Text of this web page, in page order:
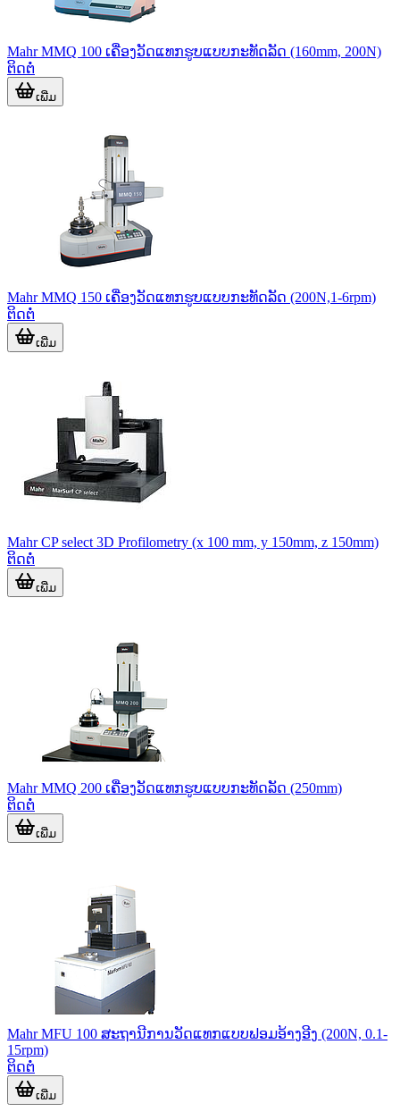
Mahr MMQ 100 ເຄື່ອງວັດແທກຮູບແບບກະທັດລັດ (160mm, 200N)
ຕິດຕໍ່
ເພີ່ມ
Mahr MMQ 150 ເຄື່ອງວັດແທກຮູບແບບກະທັດລັດ (200N,1-6rpm)
ຕິດຕໍ່
ເພີ່ມ
Mahr CP select 3D Profilometry (x 100 mm, y 150mm, z 150mm)
ຕິດຕໍ່
ເພີ່ມ
Mahr MMQ 200 ເຄື່ອງວັດແທກຮູບແບບກະທັດລັດ (250mm)
ຕິດຕໍ່
ເພີ່ມ
Mahr MFU 100 ສະຖານີການວັດແທກແບບຟອມອ້າງອີງ (200N, 0.1-
15rpm)
ຕິດຕໍ່
ເພີ່ມ